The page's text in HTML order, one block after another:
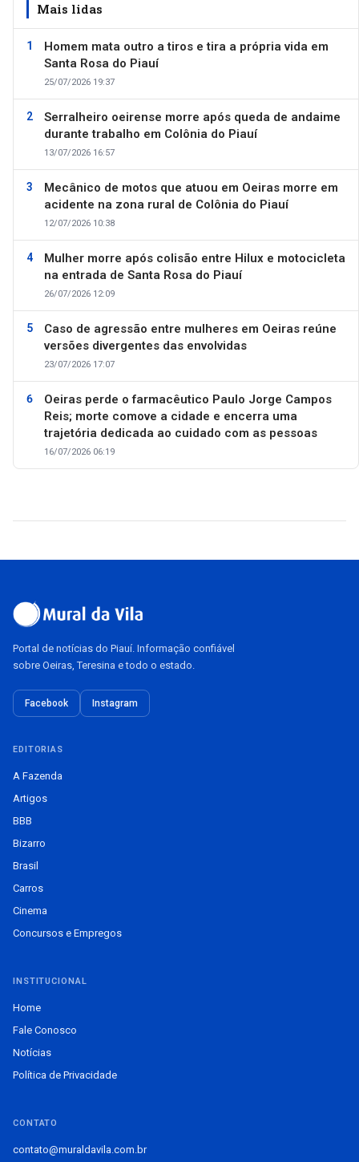
Mais lidas
Homem mata outro a tiros e tira a própria vida em
Santa Rosa do Piauí
25/07/2026 19:37
Serralheiro oeirense morre após queda de andaime
durante trabalho em Colônia do Piauí
13/07/2026 16:57
Mecânico de motos que atuou em Oeiras morre em
acidente na zona rural de Colônia do Piauí
12/07/2026 10:38
Mulher morre após colisão entre Hilux e motocicleta
na entrada de Santa Rosa do Piauí
26/07/2026 12:09
Caso de agressão entre mulheres em Oeiras reúne
versões divergentes das envolvidas
23/07/2026 17:07
Oeiras perde o farmacêutico Paulo Jorge Campos
Reis; morte comove a cidade e encerra uma
trajetória dedicada ao cuidado com as pessoas
16/07/2026 06:19
Portal de notícias do Piauí. Informação confiável
sobre Oeiras, Teresina e todo o estado.
Facebook Instagram
EDITORIAS
A Fazenda
Artigos
BBB
Bizarro
Brasil
Carros
Cinema
Concursos e Empregos
INSTITUCIONAL
Home
Fale Conosco
Notícias
Política de Privacidade
CONTATO
contato@muraldavila.com.br